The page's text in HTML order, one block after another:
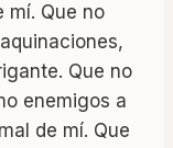
mí. Que no
Que no
enemigos a
de mí. Que